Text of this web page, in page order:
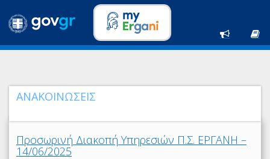
ΑΝΑΚΟΙΝΩΣΕΙΣ
Προσωρινή Διακοπή Υπηρεσιών Π.Σ. ΕΡΓΑΝΗ –
14/06/2025